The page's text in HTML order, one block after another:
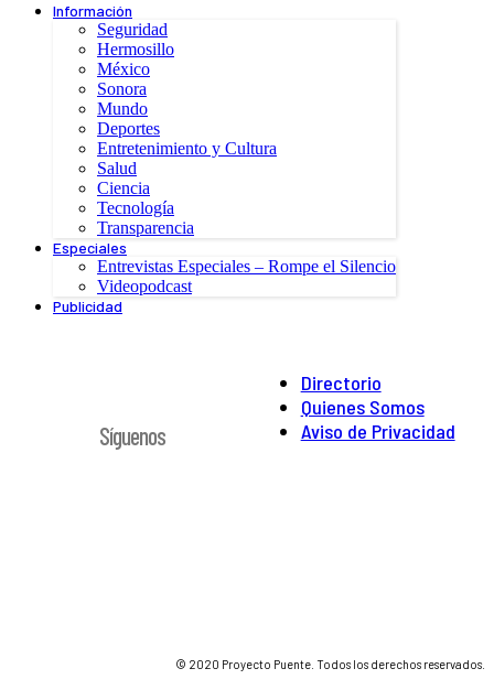
Información
Seguridad
Hermosillo
México
Sonora
Mundo
Deportes
Entretenimiento y Cultura
Salud
Ciencia
Tecnología
Transparencia
Especiales
Entrevistas Especiales – Rompe el Silencio
Videopodcast
Publicidad
Directorio
Quienes Somos
Aviso de Privacidad
Síguenos
© 2020 Proyecto Puente. Todos los derechos reservados.